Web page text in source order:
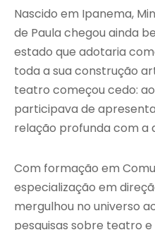
Nascido em Ipanema,
de Paula chegou ainda
estado que adotaria
toda a sua construção
teatro começou cedo:
participava de
relação profunda com a
Com formação em
especialização em
mergulhou no universo
pesquisas sobre teatro